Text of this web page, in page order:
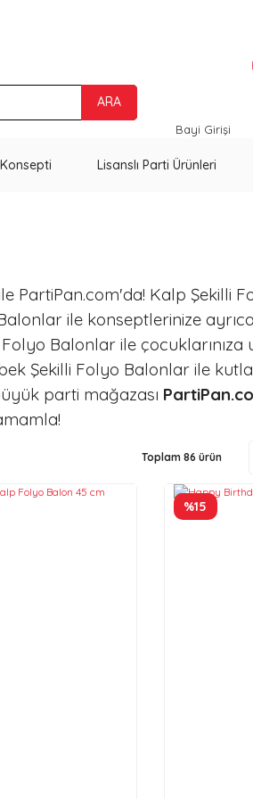
ARA
Bayi Girişi
Lisanslı Parti Ürünleri
PartiPan.com'da! Kalp Şekilli
ile konseptlerinize
Balonlar ile
Şekilli Folyo Balonlar ile
parti mağazası
Toplam 86 ürün
%15